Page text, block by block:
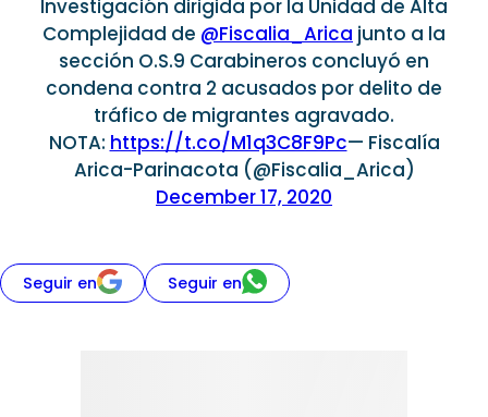
Investigación dirigida por la Unidad de Alta
Complejidad de @Fiscalia_Arica junto a la
sección O.S.9 Carabineros concluyó en
condena contra 2 acusados por delito de
tráfico de migrantes agravado.
NOTA: https://t.co/M1q3C8F9Pc— Fiscalía
Arica-Parinacota (@Fiscalia_Arica)
December 17, 2020
Seguir en Seguir en